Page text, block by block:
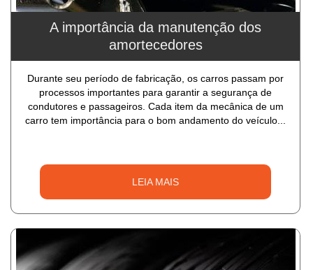
A importância da manutenção dos
amortecedores
Durante seu período de fabricação, os carros passam por
processos importantes para garantir a segurança de
condutores e passageiros. Cada item da mecânica de um
carro tem importância para o bom andamento do veículo...
LEIA MAIS